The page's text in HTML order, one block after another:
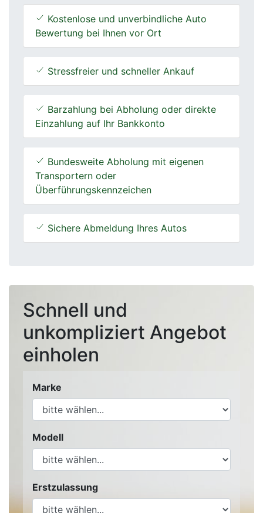
Kostenlose und unverbindliche Auto
Bewertung bei Ihnen vor Ort
Stressfreier und schneller Ankauf
Barzahlung bei Abholung oder direkte
Einzahlung auf Ihr Bankkonto
Bundesweite Abholung mit eigenen
Transportern oder
Überführungskennzeichen
Sichere Abmeldung Ihres Autos
Schnell und
unkompliziert Angebot
einholen
Marke
Modell
Erstzulassung